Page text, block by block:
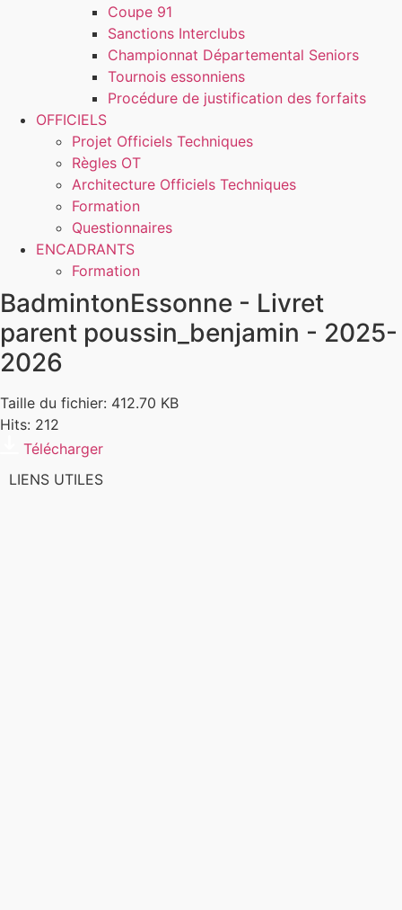
Coupe 91
Sanctions Interclubs
Championnat Départemental Seniors
Tournois essonniens
Procédure de justification des forfaits
OFFICIELS
Projet Officiels Techniques
Règles OT
Architecture Officiels Techniques
Formation
Questionnaires
ENCADRANTS
Formation
BadmintonEssonne - Livret
parent poussin_benjamin - 2025-
2026
Taille du fichier: 412.70 KB
Hits: 212
Télécharger
LIENS UTILES